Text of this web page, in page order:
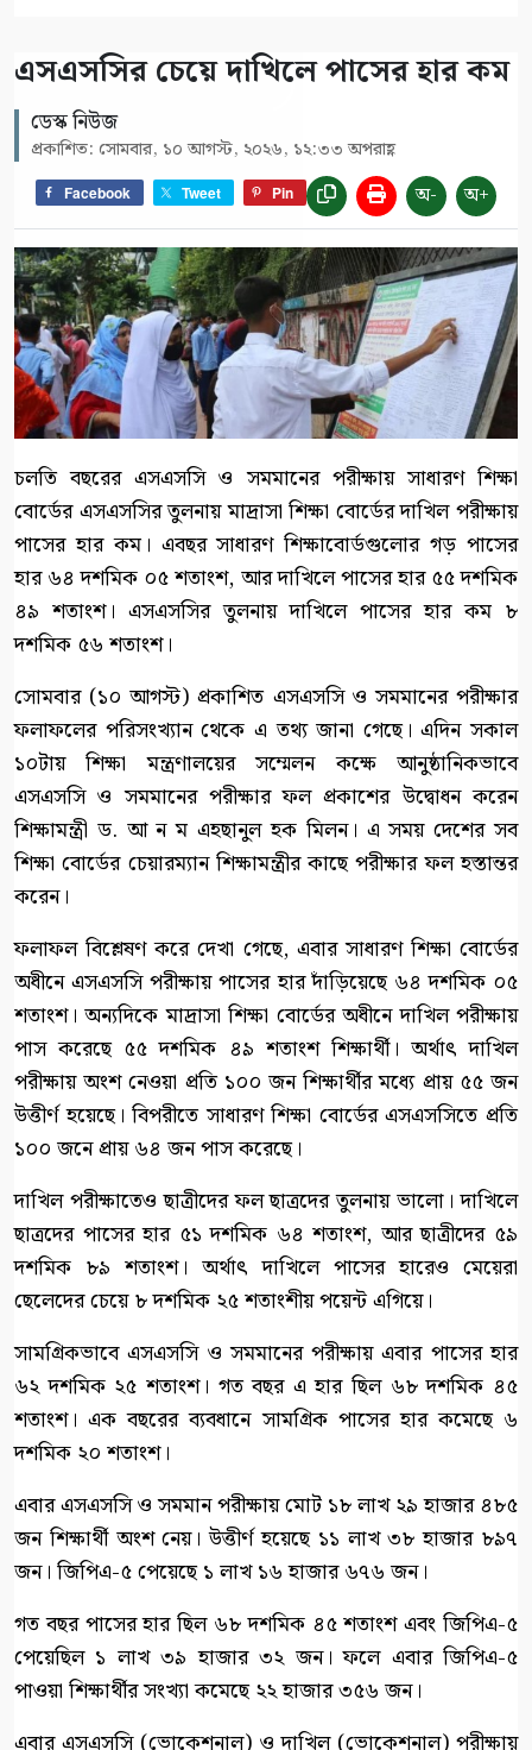
এসএসসির চেয়ে দাখিলে পাসের হার কম
ডেস্ক নিউজ
প্রকাশিত: সোমবার, ১০ আগস্ট, ২০২৬, ১২:৩৩ অপরাহ্ণ
Facebook Tweet Pin অ- অ+
চলতি বছরের এসএসসি ও সমমানের পরীক্ষায় সাধারণ শিক্ষা
বোর্ডের এসএসসির তুলনায় মাদ্রাসা শিক্ষা বোর্ডের দাখিল পরীক্ষায়
পাসের হার কম। এবছর সাধারণ শিক্ষাবোর্ডগুলোর গড় পাসের
হার ৬৪ দশমিক ০৫ শতাংশ, আর দাখিলে পাসের হার ৫৫ দশমিক
৪৯ শতাংশ। এসএসসির তুলনায় দাখিলে পাসের হার কম ৮
দশমিক ৫৬ শতাংশ।
সোমবার (১০ আগস্ট) প্রকাশিত এসএসসি ও সমমানের পরীক্ষার
ফলাফলের পরিসংখ্যান থেকে এ তথ্য জানা গেছে। এদিন সকাল
১০টায় শিক্ষা মন্ত্রণালয়ের সম্মেলন কক্ষে আনুষ্ঠানিকভাবে
এসএসসি ও সমমানের পরীক্ষার ফল প্রকাশের উদ্বোধন করেন
শিক্ষামন্ত্রী ড. আ ন ম এহছানুল হক মিলন। এ সময় দেশের সব
শিক্ষা বোর্ডের চেয়ারম্যান শিক্ষামন্ত্রীর কাছে পরীক্ষার ফল হস্তান্তর
করেন।
ফলাফল বিশ্লেষণ করে দেখা গেছে, এবার সাধারণ শিক্ষা বোর্ডের
অধীনে এসএসসি পরীক্ষায় পাসের হার দাঁড়িয়েছে ৬৪ দশমিক ০৫
শতাংশ। অন্যদিকে মাদ্রাসা শিক্ষা বোর্ডের অধীনে দাখিল পরীক্ষায়
পাস করেছে ৫৫ দশমিক ৪৯ শতাংশ শিক্ষার্থী। অর্থাৎ দাখিল
পরীক্ষায় অংশ নেওয়া প্রতি ১০০ জন শিক্ষার্থীর মধ্যে প্রায় ৫৫ জন
উত্তীর্ণ হয়েছে। বিপরীতে সাধারণ শিক্ষা বোর্ডের এসএসসিতে প্রতি
১০০ জনে প্রায় ৬৪ জন পাস করেছে।
দাখিল পরীক্ষাতেও ছাত্রীদের ফল ছাত্রদের তুলনায় ভালো। দাখিলে
ছাত্রদের পাসের হার ৫১ দশমিক ৬৪ শতাংশ, আর ছাত্রীদের ৫৯
দশমিক ৮৯ শতাংশ। অর্থাৎ দাখিলে পাসের হারেও মেয়েরা
ছেলেদের চেয়ে ৮ দশমিক ২৫ শতাংশীয় পয়েন্ট এগিয়ে।
সামগ্রিকভাবে এসএসসি ও সমমানের পরীক্ষায় এবার পাসের হার
৬২ দশমিক ২৫ শতাংশ। গত বছর এ হার ছিল ৬৮ দশমিক ৪৫
শতাংশ। এক বছরের ব্যবধানে সামগ্রিক পাসের হার কমেছে ৬
দশমিক ২০ শতাংশ।
এবার এসএসসি ও সমমান পরীক্ষায় মোট ১৮ লাখ ২৯ হাজার ৪৮৫
জন শিক্ষার্থী অংশ নেয়। উত্তীর্ণ হয়েছে ১১ লাখ ৩৮ হাজার ৮৯৭
জন। জিপিএ-৫ পেয়েছে ১ লাখ ১৬ হাজার ৬৭৬ জন।
গত বছর পাসের হার ছিল ৬৮ দশমিক ৪৫ শতাংশ এবং জিপিএ-৫
পেয়েছিল ১ লাখ ৩৯ হাজার ৩২ জন। ফলে এবার জিপিএ-৫
পাওয়া শিক্ষার্থীর সংখ্যা কমেছে ২২ হাজার ৩৫৬ জন।